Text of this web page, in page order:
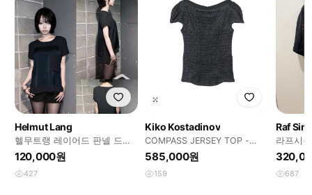
Helmut Lang
헬무트랭 레이어드 판넬 드레
이프 티셔츠
120,000원
427
Kiko Kostadinov
COMPASS JERSEY TOP -
ABYSS BLACK 38 새제품
585,000원
159
Raf
라프시
이즈
687